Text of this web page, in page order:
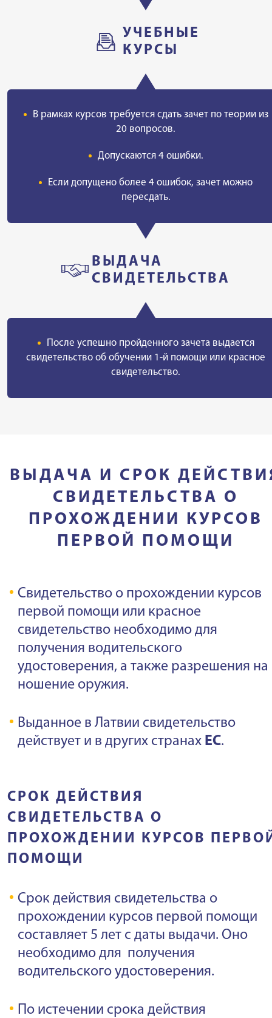
УЧЕБНЫЕ
КУРСЫ
В рамках курсов требуется сдать зачет по теории из
20 вопросов.
Допускаются 4 ошибки.
Если допущено более 4 ошибок, зачет можно
пересдать.
ВЫДАЧА
СВИДЕТЕЛЬСТВА
После успешно пройденного зачета выдается
свидетельство об обучении 1-й помощи или красное
свидетельство.
ВЫДАЧА И СРОК
СВИДЕТЕЛЬСТВА О
ПРОХОЖДЕНИИ КУРСОВ
ПЕРВОЙ ПОМОЩИ
Свидетельство о прохождении курсов
первой помощи или красное
свидетельство необходимо для
получения водительского
удостоверения, а также разрешения на
ношение оружия.
Выданное в Латвии свидетельство
действует и в других странах ЕС.
СРОК ДЕЙСТВИЯ
СВИДЕТЕЛЬСТВА О
ПРОХОЖДЕНИИ КУРСОВ
ПОМОЩИ
Срок действия свидетельства о
прохождении курсов первой помощи
составляет 5 лет с даты выдачи. Оно
необходимо для получения
водительского удостоверения.
По истечении срока действия